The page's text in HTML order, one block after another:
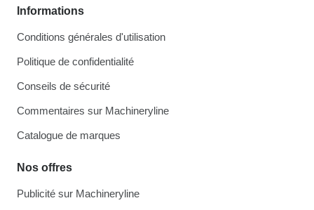
Informations
Conditions générales d'utilisation
Politique de confidentialité
Conseils de sécurité
Commentaires sur Machineryline
Catalogue de marques
Nos offres
Publicité sur Machineryline